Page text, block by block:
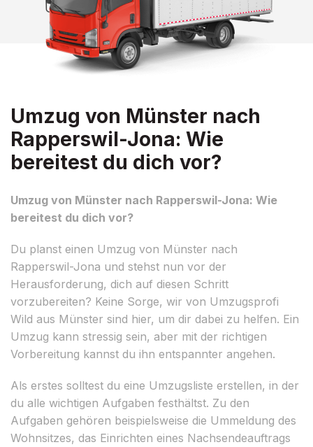
Umzug von Münster nach
Rapperswil-Jona: Wie
bereitest du dich vor?
Umzug von Münster nach Rapperswil-Jona: Wie
bereitest du dich vor?
Du planst einen Umzug von Münster nach
Rapperswil-Jona und stehst nun vor der
Herausforderung, dich auf diesen Schritt
vorzubereiten? Keine Sorge, wir von Umzugsprofi
Wild aus Münster sind hier, um dir dabei zu helfen. Ein
Umzug kann stressig sein, aber mit der richtigen
Vorbereitung kannst du ihn entspannter angehen.
Als erstes solltest du eine Umzugsliste erstellen, in der
du alle wichtigen Aufgaben festhältst. Zu den
Aufgaben gehören beispielsweise die Ummeldung des
Wohnsitzes, das Einrichten eines Nachsendeauftrags